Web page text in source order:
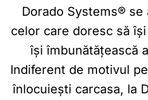
Dorado Systems®
celor care doresc să
își îmbunătățească
Indiferent de motivul
înlocuiești carcasa, la